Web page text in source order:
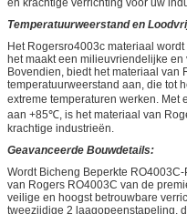
en krachtige verrichting voor uw
Temperatuurweerstand en
Het Rogersro4003c materiaal
het maakt een milieuvriendelijke
Bovendien, biedt het materiaal van
temperatuurweerstand aan, die tot
extreme temperaturen werken.
aan +85℃, is het materiaal van
krachtige industrieën.
Geavanceerde Bouwdetails:
Wordt Bicheng Beperkte
van Rogers RO4003C van de
veilige en hoogst betrouwbare
tweezijdige 2 laagopeenstapeling,